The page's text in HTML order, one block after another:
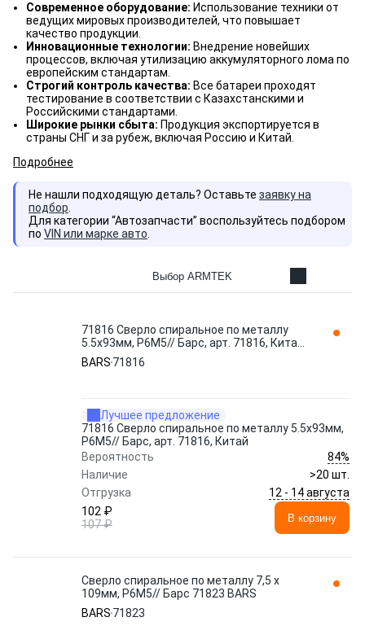
Современное оборудование: Использование техники от
ведущих мировых производителей, что повышает
качество продукции.
Инновационные технологии: Внедрение новейших
процессов, включая утилизацию аккумуляторного лома по
европейским стандартам.
Строгий контроль качества: Все батареи проходят
тестирование в соответствии с Казахстанскими и
Российскими стандартами.
Широкие рынки сбыта: Продукция экспортируется в
страны СНГ и за рубеж, включая Россию и Китай.
Подробнее
Не нашли подходящую деталь? Оставьте заявку на
подбор
Для категории “Автозапчасти” воспользуйтесь подбором
по VIN или марке авто
Выбор ARMTEK
71816 Сверло спиральное по металлу
5.5x93мм, Р6М5// Барс, арт. 71816, Китай
BARS
BARS 71816
Лучшее предложение
71816 Сверло спиральное по металлу 5.5x93мм,
Р6М5// Барс, арт. 71816, Китай
Вероятность
84%
Наличие
>20 шт.
Отгрузка
12 - 14 августа
102 ₽
107 ₽
В корзину
Сверло спиральное по металлу 7,5 x
109мм, Р6М5// Барс 71823 BARS
BARS 71823